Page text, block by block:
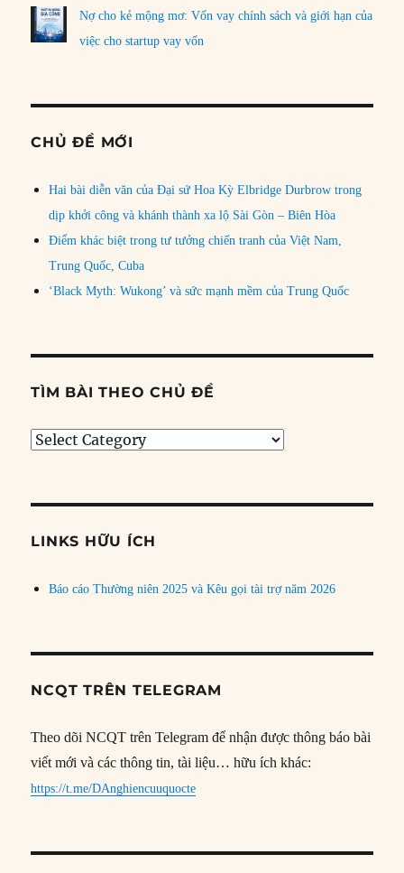
Nợ cho kẻ mộng mơ: Vốn vay chính sách và giới hạn của
việc cho startup vay vốn
CHỦ ĐỀ MỚI
Hai bài diễn văn của Đại sứ Hoa Kỳ Elbridge Durbrow trong
dịp khởi công và khánh thành xa lộ Sài Gòn – Biên Hòa
Điểm khác biệt trong tư tưởng chiến tranh của Việt Nam,
Trung Quốc, Cuba
‘Black Myth: Wukong’ và sức mạnh mềm của Trung Quốc
TÌM BÀI THEO CHỦ ĐỀ
Tìm
đề
LINKS HỮU ÍCH
Báo cáo Thường niên 2025 và Kêu gọi tài trợ năm 2026
NCQT TRÊN TELEGRAM
Theo dõi NCQT trên Telegram để nhận được thông báo bài
viết mới và các thông tin, tài liệu… hữu ích khác:
https://t.me/DAnghiencuuquocte